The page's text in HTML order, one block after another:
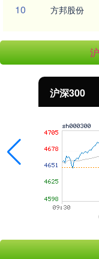
10 方邦股份
沪深300